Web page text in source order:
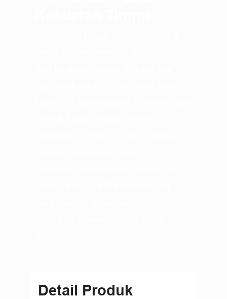
Detail Produk